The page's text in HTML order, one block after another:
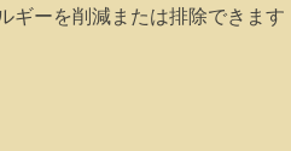
ギーを削減または排除できます